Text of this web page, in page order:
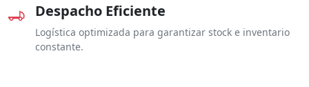
Despacho Eficiente
Logística optimizada para garantizar stock e inventario
constante.